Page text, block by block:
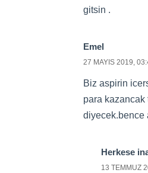
gitsin .
Emel
27 MAYIS 2019,
Biz aspirin
para
Herkese
13 TEMMUZ